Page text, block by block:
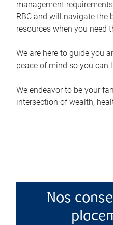
management
RBC and will navigate the
resources when you need
We are here to guide you
peace of mind so you can
We endeavor to be your
intersection of wealth,
Nos